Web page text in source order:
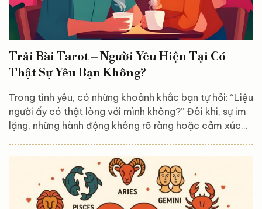
Trải Bài Tarot – Người Yêu Hiện Tại Có
Thật Sự Yêu Bạn Không?
Trong tình yêu, có những khoảnh khắc bạn tự hỏi: “Liệu
người ấy có thật lòng với mình không?” Đôi khi, sự im
lặng, những hành động không rõ ràng hoặc cảm xúc
những lá bài Tarot sẽ giúp bạn tìm ra câu trả lời. Hôm
nay, mình có bốn tụ bài dành riêng cho bạn. Hãy hít
một hơi thật sâu, thả lỏng tâm trí và chọn tụ bài mà
bạn cảm thấy bị thu hút nhất – Tụ 1, Tụ 2, Tụ 3 hoặc